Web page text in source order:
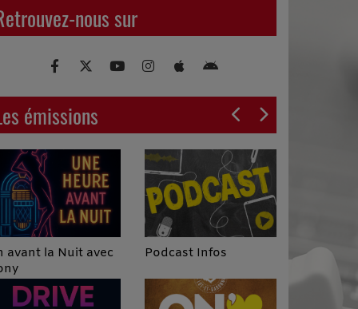
nous sur
émissions
avant la Nuit avec
Podcast Infos